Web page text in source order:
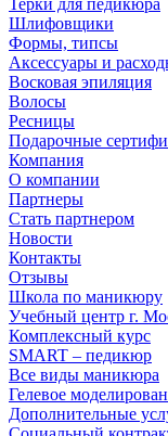
Терки для педикюра
Шлифовщики
Формы, типсы
Аксессуары и
Восковая эпиляция
Волосы
Ресницы
Подарочные
Компания
О компании
Партнеры
Стать партнером
Новости
Контакты
Отзывы
Школа по маникюру
Учебный центр г.
Комплексный курс
SMART – педикюр
Все виды маникюра
Гелевое
Дополнительные